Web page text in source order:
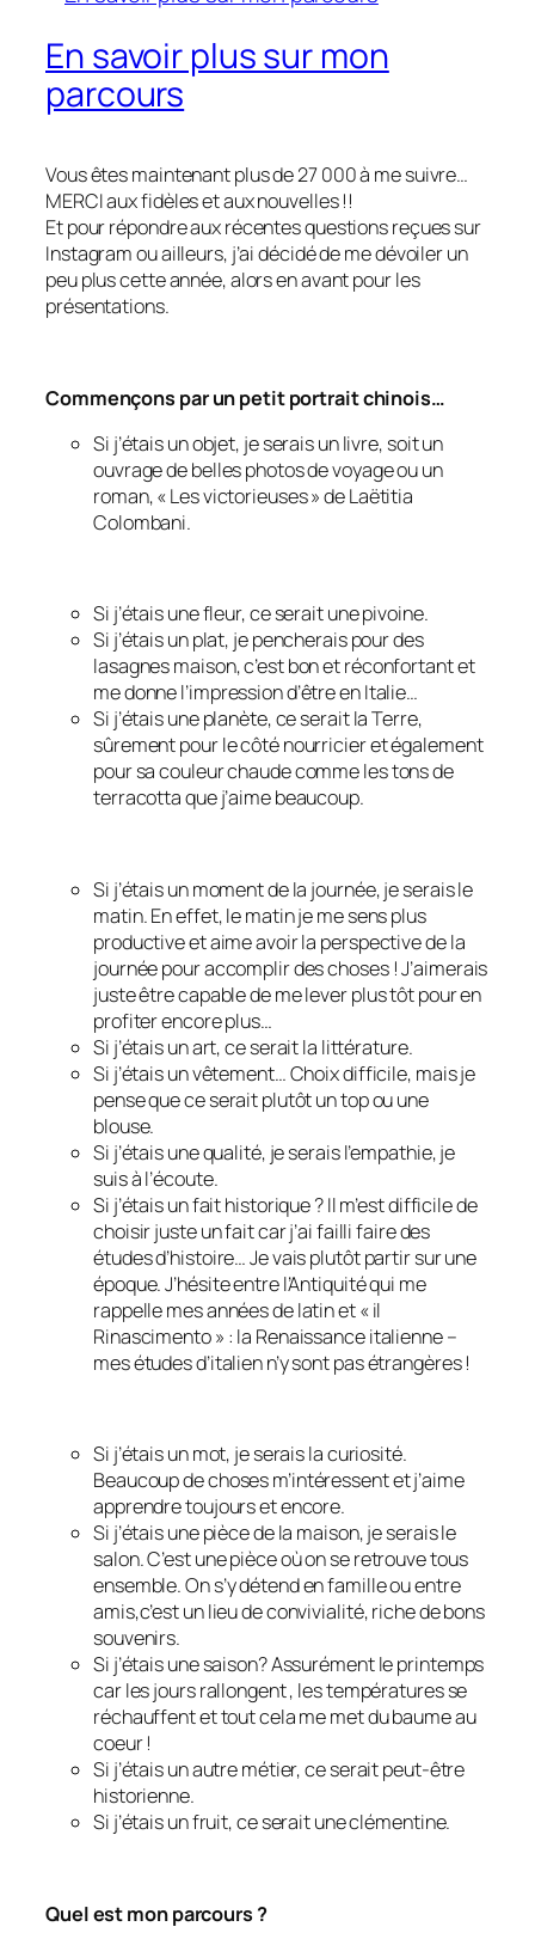
En savoir plus sur mon
parcours
Vous êtes maintenant plus de 27 000 à me suivre…
MERCI aux fidèles et aux nouvelles !!
Et pour répondre aux récentes questions reçues sur
Instagram ou ailleurs, j’ai décidé de me dévoiler un
peu plus cette année, alors en avant pour les
présentations.
Commençons par un petit portrait chinois…
Si j’étais un objet, je serais un livre, soit un
ouvrage de belles photos de voyage ou un
roman, « Les victorieuses » de Laëtitia
Colombani.
Si j’étais une fleur, ce serait une pivoine.
Si j’étais un plat, je pencherais pour des
lasagnes maison, c’est bon et réconfortant et
me donne l’impression d’être en Italie…
Si j’étais une planète, ce serait la Terre,
sûrement pour le côté nourricier et également
pour sa couleur chaude comme les tons de
terracotta que j’aime beaucoup.
Si j’étais un moment de la journée, je serais le
matin. En effet, le matin je me sens plus
productive et aime avoir la perspective de la
journée pour accomplir des choses ! J’aimerais
juste être capable de me lever plus tôt pour en
profiter encore plus…
Si j’étais un art, ce serait la littérature.
Si j’étais un vêtement… Choix difficile, mais je
pense que ce serait plutôt un top ou une
blouse.
Si j’étais une qualité, je serais l’empathie, je
suis à l’écoute.
Si j’étais un fait historique ? Il m’est difficile de
choisir juste un fait car j’ai failli faire des
études d’histoire… Je vais plutôt partir sur une
époque. J’hésite entre l’Antiquité qui me
rappelle mes années de latin et « il
Rinascimento » : la Renaissance italienne –
mes études d’italien n’y sont pas étrangères !
Si j’étais un mot, je serais la curiosité.
Beaucoup de choses m’intéressent et j’aime
apprendre toujours et encore.
Si j’étais une pièce de la maison, je serais le
salon. C’est une pièce où on se retrouve tous
ensemble. On s’y détend en famille ou entre
amis,c’est un lieu de convivialité, riche de bons
souvenirs.
Si j’étais une saison? Assurément le printemps
car les jours rallongent , les températures se
réchauffent et tout cela me met du baume au
coeur !
Si j’étais un autre métier, ce serait peut-être
historienne.
Si j’étais un fruit, ce serait une clémentine.
Quel est mon parcours ?